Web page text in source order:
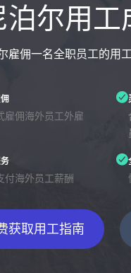
泊尔用工
雇佣一名全职员工的用
雇佣海外员工外雇
付海外员工薪酬
获取用工指南